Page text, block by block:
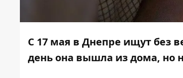
С 17 мая в Днепре ищут без
день она вышла из дома, но